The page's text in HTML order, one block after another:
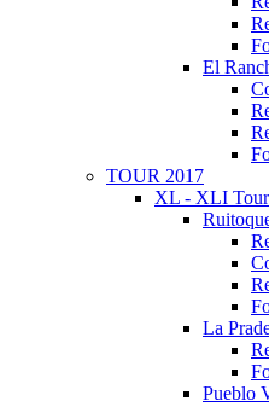
El
TOUR 2017
XL - XLI Tour
La
Pueblo